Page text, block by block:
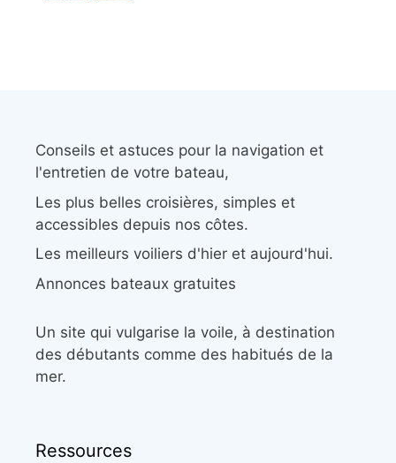
Conseils et astuces pour la navigation et
l'entretien de votre bateau,
Les plus belles croisières, simples et
accessibles depuis nos côtes.
Les meilleurs voiliers d'hier et aujourd'hui.
Annonces bateaux gratuites
Un site qui vulgarise la voile, à destination
des débutants comme des habitués de la
mer.
Ressources